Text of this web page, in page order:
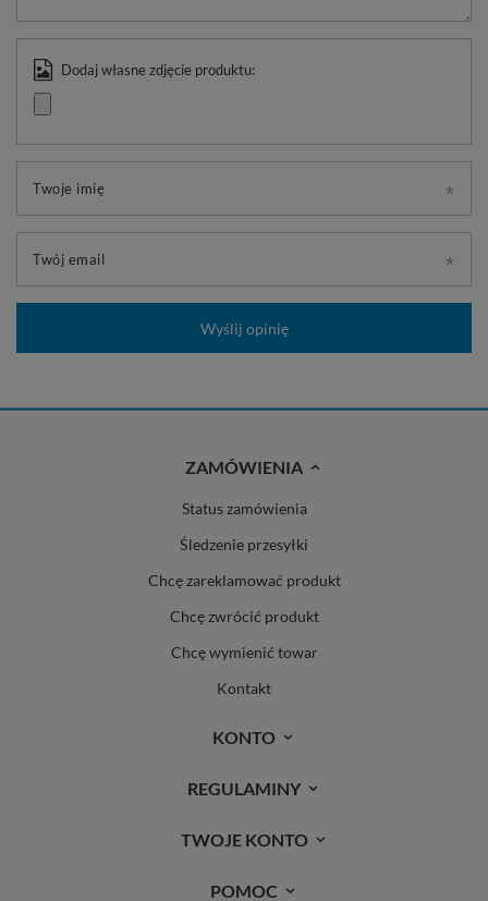
Dodaj własne zdjęcie produktu:
Twoje imię
Twój email
Wyślij opinię
ZAMÓWIENIA
Status zamówienia
Śledzenie przesyłki
Chcę zareklamować produkt
Chcę zwrócić produkt
Chcę wymienić towar
Kontakt
KONTO
REGULAMINY
TWOJE KONTO
POMOC